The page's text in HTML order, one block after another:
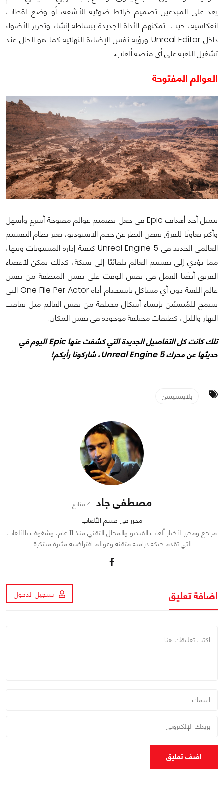
يعد على المبدعين تصميم خرائط ضوئية للأشعة، أو وضع لقطات
انعكاسية، حيث تمكنهم الأداة الجديدة ببساطة إنشاء وتحرير الأضواء
داخل Unreal Editor ورؤية نفس الإضاءة النهائية كما هو الحال عند
تشغيل اللعبة على أي منصة ألعاب.
العوالم المفتوحة
يتمثل أحد أهداف Epic في جعل تصميم عوالم مفتوحة أسرع وأسهل
وأكثر تعاونًا للفرق بغض النظر عن حجم الاستوديو، يغير نظام التقسيم
العالمي الجديد في Unreal Engine 5 كيفية إدارة المستويات وبثها،
مما يؤدي إلى تقسيم العالم تلقائيًا إلى شبكة، كذلك يمكن لأعضاء
الفريق أيضًا العمل في نفس الوقت على نفس المنطقة من نفس
عالم اللعبة دون أي مشاكل باستخدام أداة One File Per Actor التي
تسمح للمُنشئين بإنشاء أشكال مختلفة من نفس العالم مثل تعاقب
النهار والليل، كطبقات مختلفة موجودة في نفس المكان.
تلك كانت كل التفاصيل الجديدة التي كشفت عنها Epic اليوم في
حديثها عن محرك Unreal Engine 5، شاركونا رأيكم!
بلايستيشن
مصطفى جاد 4 متابع
محرر في قسم الألعاب
مراجع ومحرر لأخبار ألعاب الفيديو والمجال التقني منذ 11 عام، وشغوف بالألعاب
التي تقدم حبكة درامية متقنة وعوالم افتراضية مثيرة مبتكرة.
اضافة تعليق تسجيل الدخول
اضف تعليق